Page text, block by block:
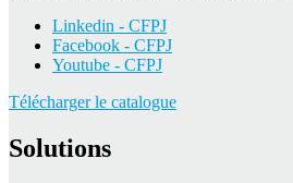
Linkedin - CFPJ
Facebook - CFPJ
Youtube - CFPJ
Télécharger le catalogue
Solutions